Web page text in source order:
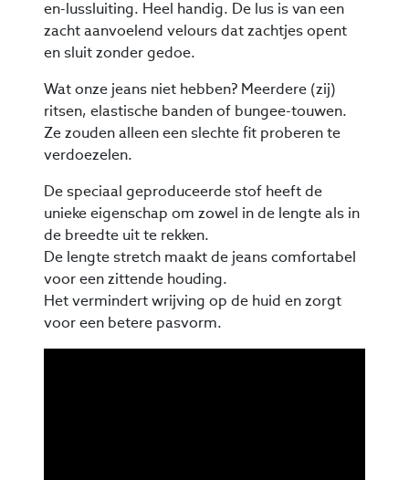
en-lussluiting. Heel handig. De lus is van een
zacht aanvoelend velours dat zachtjes opent
en sluit zonder gedoe.
Wat onze jeans niet hebben? Meerdere (zij)
ritsen, elastische banden of bungee-touwen.
Ze zouden alleen een slechte fit proberen te
verdoezelen.
De speciaal geproduceerde stof heeft de
unieke eigenschap om zowel in de lengte als in
de breedte uit te rekken.
De lengte stretch maakt de jeans comfortabel
voor een zittende houding.
Het vermindert wrijving op de huid en zorgt
voor een betere pasvorm.